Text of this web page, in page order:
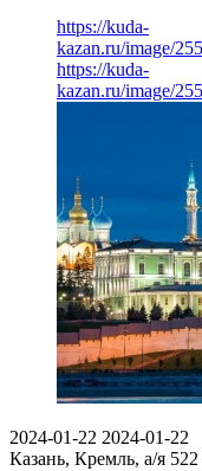
https://kuda-
kazan.ru/image/
https://kuda-
kazan.ru/image/
2024-01-22 2024-01-22
Казань, Кремль, а/я 522